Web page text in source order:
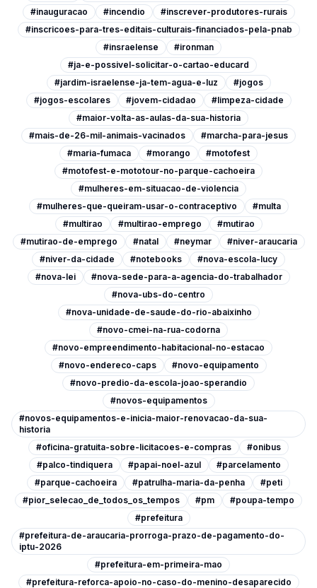
#inauguracao
#incendio
#inscrever-produtores-rurais
#inscricoes-para-tres-editais-culturais-financiados-pela-pnab
#insraelense
#ironman
#ja-e-possivel-solicitar-o-cartao-educard
#jardim-israelense-ja-tem-agua-e-luz
#jogos
#jogos-escolares
#jovem-cidadao
#limpeza-cidade
#maior-volta-as-aulas-da-sua-historia
#mais-de-26-mil-animais-vacinados
#marcha-para-jesus
#maria-fumaca
#morango
#motofest
#motofest-e-mototour-no-parque-cachoeira
#mulheres-em-situacao-de-violencia
#mulheres-que-queiram-usar-o-contraceptivo
#multa
#multirao
#multirao-emprego
#mutirao
#mutirao-de-emprego
#natal #neymar
#niver-araucaria
#niver-da-cidade
#notebooks
#nova-escola-lucy
#nova-lei
#nova-sede-para-a-agencia-do-trabalhador
#nova-ubs-do-centro
#nova-unidade-de-saude-do-rio-abaixinho
#novo-cmei-na-rua-codorna
#novo-empreendimento-habitacional-no-estacao
#novo-endereco-caps
#novo-equipamento
#novo-predio-da-escola-joao-sperandio
#novos-equipamentos
#novos-equipamentos-e-inicia-maior-renovacao-da-sua-
historia
#oficina-gratuita-sobre-licitacoes-e-compras
#onibus
#palco-tindiquera
#papai-noel-azul
#parcelamento
#parque-cachoeira
#patrulha-maria-da-penha
#peti
#pior_selecao_de_todos_os_tempos
#pm
#poupa-tempo
#prefeitura
#prefeitura-de-araucaria-prorroga-prazo-de-pagamento-do-
iptu-2026
#prefeitura-em-primeira-mao
#prefeitura-reforca-apoio-no-caso-do-menino-desaparecido